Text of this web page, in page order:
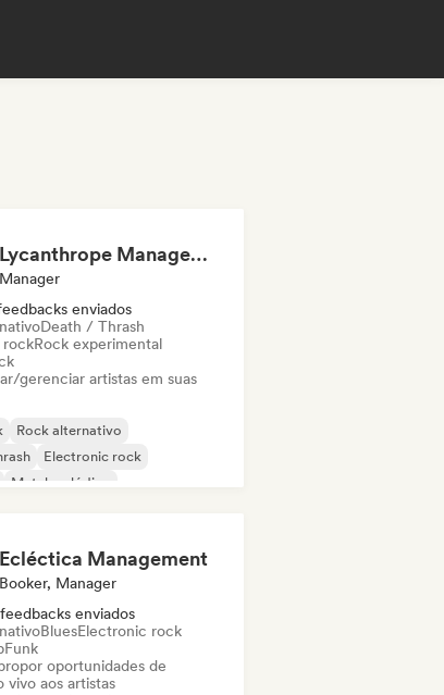
Lycanthrope Management
Manager
enviados
Death / Thrash
rockRock experimental
gerenciar artistas em suas
Rock alternativo
Electronic rock
Metal melódico
Management
Manager
enviados
BluesElectronic rock
Funk
oportunidades de
vivo aos artistas